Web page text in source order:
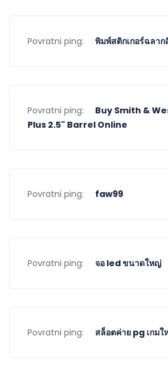
Povratni ping: พิมพ์สติกเกอร์ฉลา
Povratni ping:
Buy Smith &
Plus 2.5" Barrel Online
Povratni ping: faw99
Povratni ping: จอ led ขนาดใหญ่
Povratni ping: สล็อตค่าย pg เกมใ